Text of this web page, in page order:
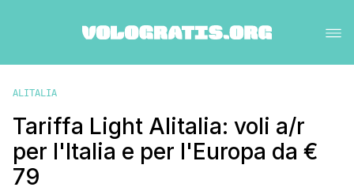
ALITALIA
Tariffa Light Alitalia: voli a/r
per l'Italia e per l'Europa da €
79